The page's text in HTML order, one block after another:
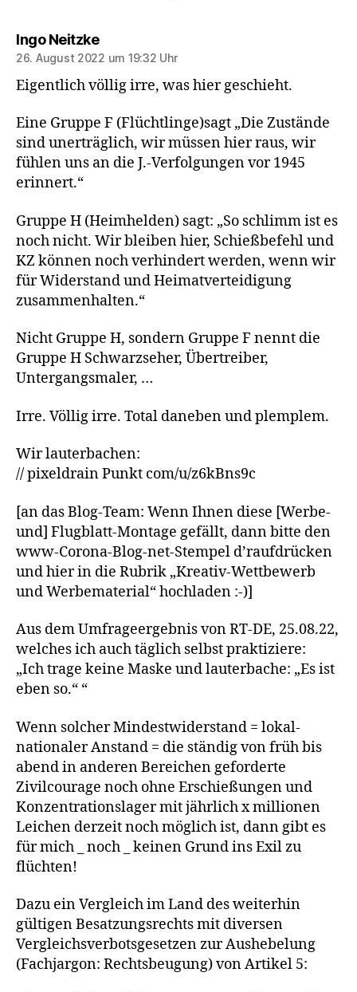
Ingo Neitzkesagt:
26. August 2022 um 19:32 Uhr
Eigentlich völlig irre, was hier geschieht.
Eine Gruppe F (Flüchtlinge)sagt „Die Zustände
sind unerträglich, wir müssen hier raus, wir
fühlen uns an die J.-Verfolgungen vor 1945
erinnert.“
Gruppe H (Heimhelden) sagt: „So schlimm ist es
noch nicht. Wir bleiben hier, Schießbefehl und
KZ können noch verhindert werden, wenn wir
für Widerstand und Heimatverteidigung
zusammenhalten.“
Nicht Gruppe H, sondern Gruppe F nennt die
Gruppe H Schwarzseher, Übertreiber,
Untergangsmaler, …
Irre. Völlig irre. Total daneben und plemplem.
Wir lauterbachen:
// pixeldrain Punkt com/u/z6kBns9c
[an das Blog-Team: Wenn Ihnen diese [Werbe-
und] Flugblatt-Montage gefällt, dann bitte den
www-Corona-Blog-net-Stempel d’raufdrücken
und hier in die Rubrik „Kreativ-Wettbewerb
und Werbematerial“ hochladen :-)]
Aus dem Umfrageergebnis von RT-DE, 25.08.22,
welches ich auch täglich selbst praktiziere:
„Ich trage keine Maske und lauterbache: „Es ist
eben so.“ “
Wenn solcher Mindestwiderstand = lokal-
nationaler Anstand = die ständig von früh bis
abend in anderen Bereichen geforderte
Zivilcourage noch ohne Erschießungen und
Konzentrationslager mit jährlich x millionen
Leichen derzeit noch möglich ist, dann gibt es
für mich _ noch _ keinen Grund ins Exil zu
flüchten!
Dazu ein Vergleich im Land des weiterhin
gültigen Besatzungsrechts mit diversen
Vergleichsverbotsgesetzen zur Aushebelung
(Fachjargon: Rechtsbeugung) von Artikel 5: